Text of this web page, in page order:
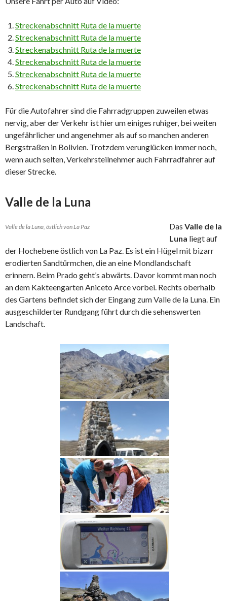
Streckenabschnitt Ruta de la muerte
Streckenabschnitt Ruta de la muerte
Streckenabschnitt Ruta de la muerte
Streckenabschnitt Ruta de la muerte
Streckenabschnitt Ruta de la muerte
Streckenabschnitt Ruta de la muerte
Für die Autofahrer sind die Fahrradgruppen zuweilen etwas
nervig, aber der Verkehr ist hier um einiges ruhiger, bei weiten
ungefährlicher und angenehmer als auf so manchen anderen
Bergstraßen in Bolivien. Trotzdem verunglücken immer noch,
wenn auch selten, Verkehrsteilnehmer auch Fahrradfahrer auf
dieser Strecke.
Valle de la Luna
Valle de la Luna, östlich von La Paz Das Valle de la
Luna liegt auf
der Hochebene östlich von La Paz. Es ist ein Hügel mit bizarr
erodierten Sandtürmchen, die an eine Mondlandschaft
erinnern. Beim Prado geht’s abwärts. Davor kommt man noch
an dem Kakteengarten Aniceto Arce vorbei. Rechts oberhalb
des Gartens befindet sich der Eingang zum Valle de la Luna. Ein
ausgeschilderter Rundgang führt durch die sehenswerten
Landschaft.